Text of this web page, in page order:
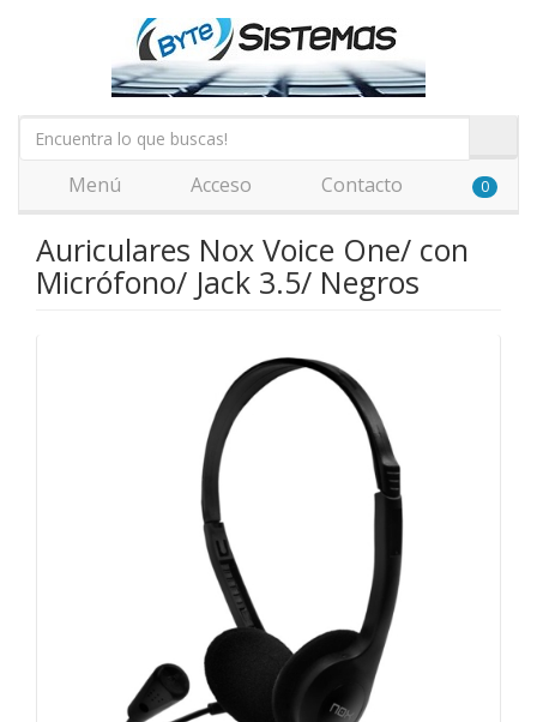
Menú Acceso Contacto 0
Auriculares Nox Voice One/ con
Micrófono/ Jack 3.5/ Negros